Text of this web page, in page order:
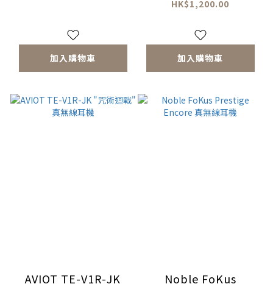
加入購物車
HK$1,200.00
加入購物車
AVIOT TE-V1R-JK Noble FoKus